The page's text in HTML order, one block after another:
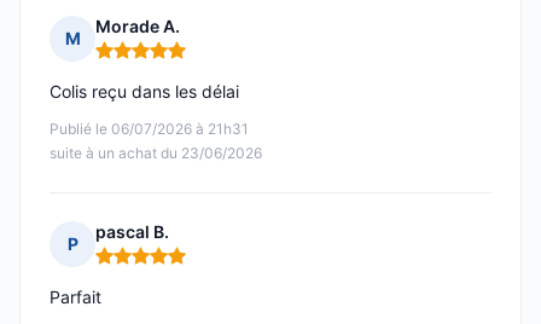
M
Morade A.
Note : 5 sur 5
Publié le 06/07/2026 à 21h31
suite à un achat du 23/06/2026
Colis reçu dans les délai
P
pascal B.
Note : 5 sur 5
Parfait